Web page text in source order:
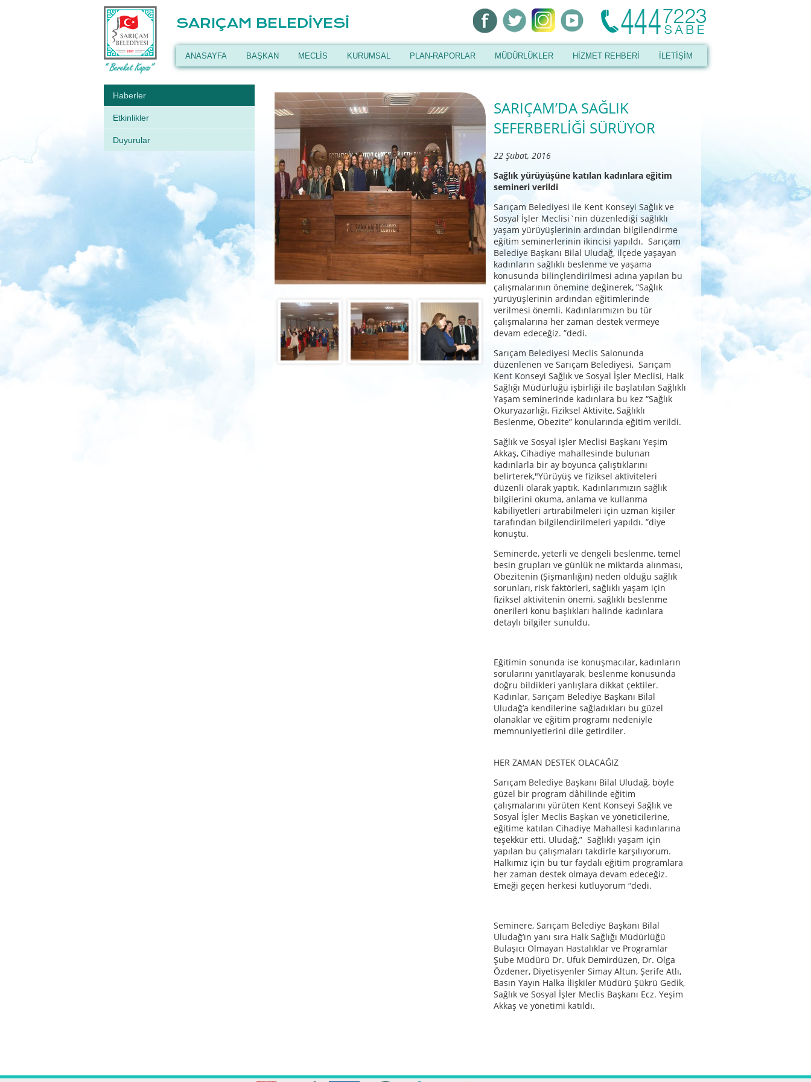
SARIÇAM BELEDİYESİ
ANASAYFA BAŞKAN MECLİS KURUMSAL PLAN-RAPORLAR MÜDÜRLÜKLER HİZMET REHBERİ İLETİŞİM
Haberler
Etkinlikler
Duyurular
SARIÇAM’DA SAĞLIK
SEFERBERLİĞİ SÜRÜYOR
22 Şubat, 2016
Sağlık yürüyüşüne katılan kadınlara eğitim
semineri verildi
Sarıçam Belediyesi ile Kent Konseyi Sağlık ve
Sosyal İşler Meclisi`nin düzenlediği sağlıklı
yaşam yürüyüşlerinin ardından bilgilendirme
eğitim seminerlerinin ikincisi yapıldı. Sarıçam
Belediye Başkanı Bilal Uludağ, ilçede yaşayan
kadınların sağlıklı beslenme ve yaşama
konusunda bilinçlendirilmesi adına yapılan bu
çalışmalarının önemine değinerek, ”Sağlık
yürüyüşlerinin ardından eğitimlerinde
verilmesi önemli. Kadınlarımızın bu tür
çalışmalarına her zaman destek vermeye
devam edeceğiz. ”dedi.
Sarıçam Belediyesi Meclis Salonunda
düzenlenen ve Sarıçam Belediyesi, Sarıçam
Kent Konseyi Sağlık ve Sosyal İşler Meclisi, Halk
Sağlığı Müdürlüğü işbirliği ile başlatılan Sağlıklı
Yaşam seminerinde kadınlara bu kez “Sağlık
Okuryazarlığı, Fiziksel Aktivite, Sağlıklı
Beslenme, Obezite” konularında eğitim verildi.
Sağlık ve Sosyal işler Meclisi Başkanı Yeşim
Akkaş, Cihadiye mahallesinde bulunan
kadınlarla bir ay boyunca çalıştıklarını
belirterek,"Yürüyüş ve fiziksel aktiviteleri
düzenli olarak yaptık. Kadınlarımızın sağlık
bilgilerini okuma, anlama ve kullanma
kabiliyetleri artırabilmeleri için uzman kişiler
tarafından bilgilendirilmeleri yapıldı. ”diye
konuştu.
Seminerde, yeterli ve dengeli beslenme, temel
besin grupları ve günlük ne miktarda alınması,
Obezitenin (Şişmanlığın) neden olduğu sağlık
sorunları, risk faktörleri, sağlıklı yaşam için
fiziksel aktivitenin önemi, sağlıklı beslenme
önerileri konu başlıkları halinde kadınlara
detaylı bilgiler sunuldu.
Eğitimin sonunda ise konuşmacılar, kadınların
sorularını yanıtlayarak, beslenme konusunda
doğru bildikleri yanlışlara dikkat çektiler.
Kadınlar, Sarıçam Belediye Başkanı Bilal
Uludağ’a kendilerine sağladıkları bu güzel
olanaklar ve eğitim programı nedeniyle
memnuniyetlerini dile getirdiler.
HER ZAMAN DESTEK OLACAĞIZ
Sarıçam Belediye Başkanı Bilal Uludağ, böyle
güzel bir program dâhilinde eğitim
çalışmalarını yürüten Kent Konseyi Sağlık ve
Sosyal İşler Meclis Başkan ve yöneticilerine,
eğitime katılan Cihadiye Mahallesi kadınlarına
teşekkür etti. Uludağ,” Sağlıklı yaşam için
yapılan bu çalışmaları takdirle karşılıyorum.
Halkımız için bu tür faydalı eğitim programlara
her zaman destek olmaya devam edeceğiz.
Emeği geçen herkesi kutluyorum “dedi.
Seminere, Sarıçam Belediye Başkanı Bilal
Uludağ’ın yanı sıra Halk Sağlığı Müdürlüğü
Bulaşıcı Olmayan Hastalıklar ve Programlar
Şube Müdürü Dr. Ufuk Demirdüzen, Dr. Olga
Özdener, Diyetisyenler Simay Altun, Şerife Atlı,
Basın Yayın Halka İlişkiler Müdürü Şükrü Gedik,
Sağlık ve Sosyal İşler Meclis Başkanı Ecz. Yeşim
Akkaş ve yönetimi katıldı.